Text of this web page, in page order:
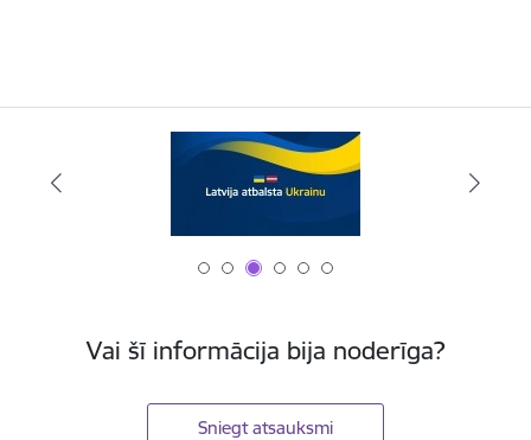
Vai šī informācija bija noderīga?
Sniegt atsauksmi